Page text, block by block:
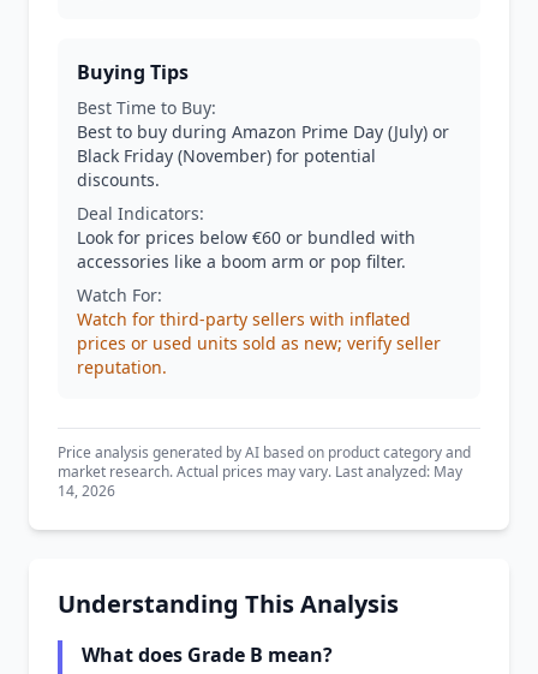
Buying Tips
Best Time to Buy:
Best to buy during Amazon Prime Day (July) or
Black Friday (November) for potential
discounts.
Deal Indicators:
Look for prices below €60 or bundled with
accessories like a boom arm or pop filter.
Watch For:
Watch for third-party sellers with inflated
prices or used units sold as new; verify seller
reputation.
Price analysis generated by AI based on product category and
market research. Actual prices may vary. Last analyzed: May
14, 2026
Understanding This Analysis
What does Grade B mean?